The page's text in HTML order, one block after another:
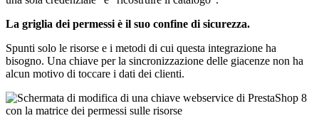
La griglia dei permessi è il suo confine di sicurezza.
Spunti solo le risorse e i metodi di cui questa integrazione ha
bisogno. Una chiave per la sincronizzazione delle giacenze non ha
alcun motivo di toccare i dati dei clienti.